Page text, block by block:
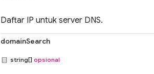
Daftar IP untuk server DNS.
domainSearch
string[] opsional